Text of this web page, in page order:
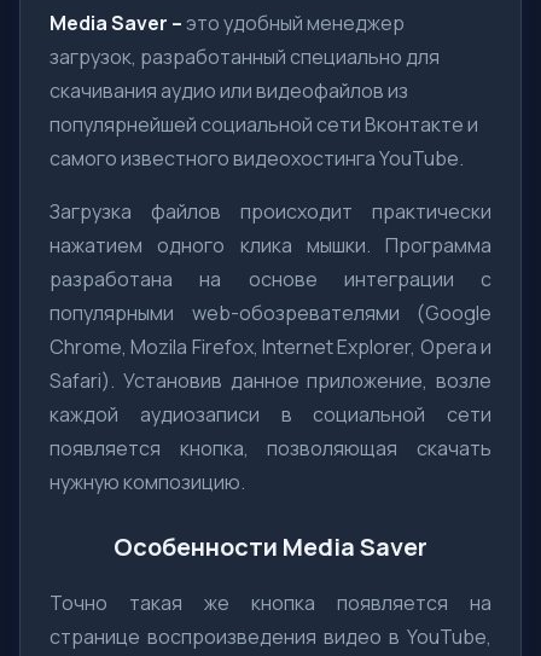
Media Saver –это удобный менеджер
загрузок, разработанный специально для
скачивания аудио или видеофайлов из
популярнейшей социальной сети Вконтакте и
самого известного видеохостинга YouTube.
Загрузка файлов происходит практически
нажатием одного клика мышки. Программа
разработана на основе интеграции с
популярными web-обозревателями (Google
Chrome, Mozila Firefox, Internet Explorer, Opera и
Safari). Установив данное приложение, возле
каждой аудиозаписи в социальной сети
появляется кнопка, позволяющая скачать
нужную композицию.
Особенности Media Saver
Точно такая же кнопка появляется на
странице воспроизведения видео в YouTube,